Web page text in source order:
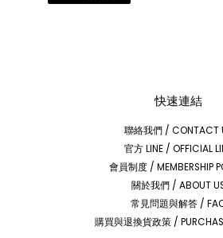
快速連結
聯絡我們 / CONTACT
官方 LINE / OFFICIAL
會員制度 / MEMBERSHIP
關於我們 / ABOUT
常見問題與解答 /
購買與退換貨政策 /